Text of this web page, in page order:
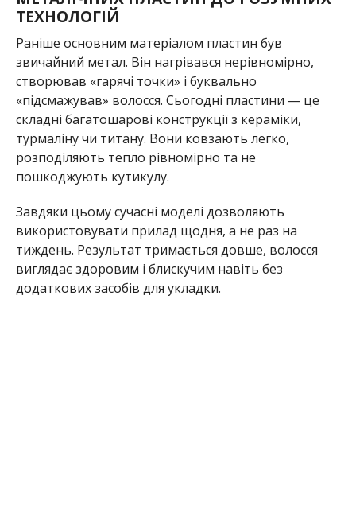
ТЕХНОЛОГІЙ
Раніше основним матеріалом пластин був
звичайний метал. Він нагрівався нерівномірно,
створював «гарячі точки» і буквально
«підсмажував» волосся. Сьогодні пластини — це
складні багатошарові конструкції з кераміки,
турмаліну чи титану. Вони ковзають легко,
розподіляють тепло рівномірно та не
пошкоджують кутикулу.
Завдяки цьому сучасні моделі дозволяють
використовувати прилад щодня, а не раз на
тиждень. Результат тримається довше, волосся
виглядає здоровим і блискучим навіть без
додаткових засобів для укладки.